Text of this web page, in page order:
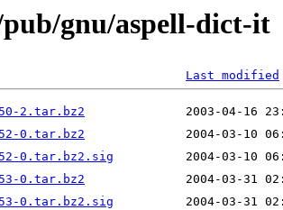
gnu/aspell-dict-it
Last modified
2.tar.bz2
0.tar.bz2
0.tar.bz2.sig
0.tar.bz2
0.tar.bz2.sig